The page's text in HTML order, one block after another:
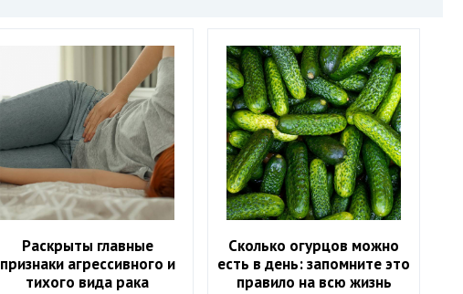
Раскрыты главные
признаки агрессивного и
тихого вида рака
Сколько огурцов можно
есть в день: запомните это
правило на всю жизнь